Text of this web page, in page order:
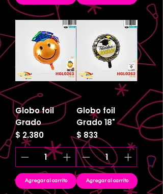
Globo foil
Grado
Precio
$ 2.380
Agregar al carrito
Globo foil
Grado 18"
Precio
$ 833
Agregar al carrito